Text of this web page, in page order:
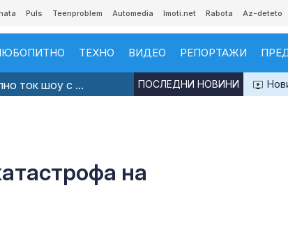
Puls Teenproblem Automedia Imoti.net Rabota Az-deteto
ТЕХНО ВИДЕО РЕПОРТАЖИ
ток шоу с ... ПОСЛЕДНИ НОВИНИ
на